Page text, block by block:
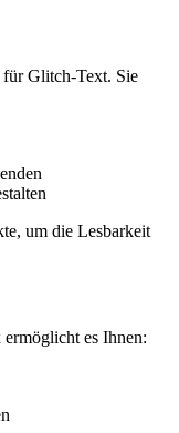
für Glitch-Text. Sie
um die Lesbarkeit
es Ihnen: